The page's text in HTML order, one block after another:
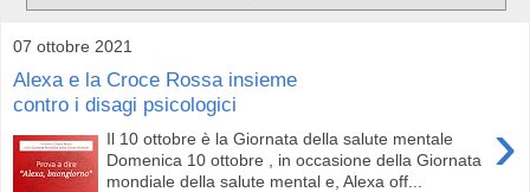
07 ottobre 2021
Alexa e la Croce Rossa insieme
contro i disagi psicologici
›
Il 10 ottobre è la Giornata della salute mentale
Domenica 10 ottobre , in occasione della Giornata
mondiale della salute mental e, Alexa off...